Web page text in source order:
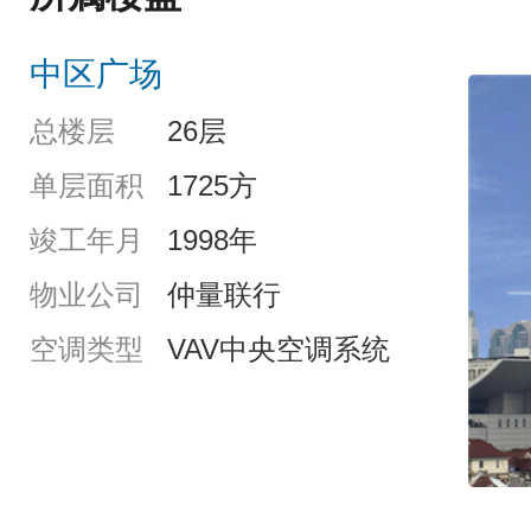
中区广场
总楼层
26层
单层面积
1725方
竣工年月
1998年
物业公司
仲量联行
空调类型
VAV中央空调系统